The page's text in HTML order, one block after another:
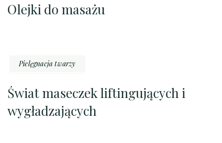
Olejki do masażu
Pielęgnacja twarzy
Świat maseczek liftingujących i
wygładzających